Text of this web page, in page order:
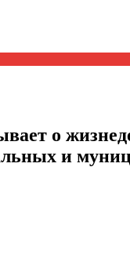
о
и